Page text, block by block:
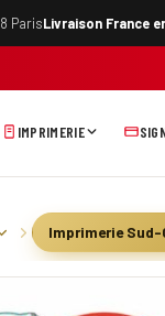
ParisLivraison France
IMPRIMERIE
Imprimerie